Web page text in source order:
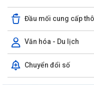
Đầu mối cung cấp
Văn hóa - Du lịch
Chuyển đổi số
Rút ngắn thời gian giải quyết
Lãnh đạo Sở Nội vụ Hải
Hải Phòng giảm thời gian